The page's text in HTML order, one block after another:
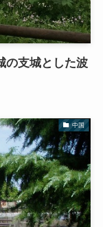
の支城とした波
中国